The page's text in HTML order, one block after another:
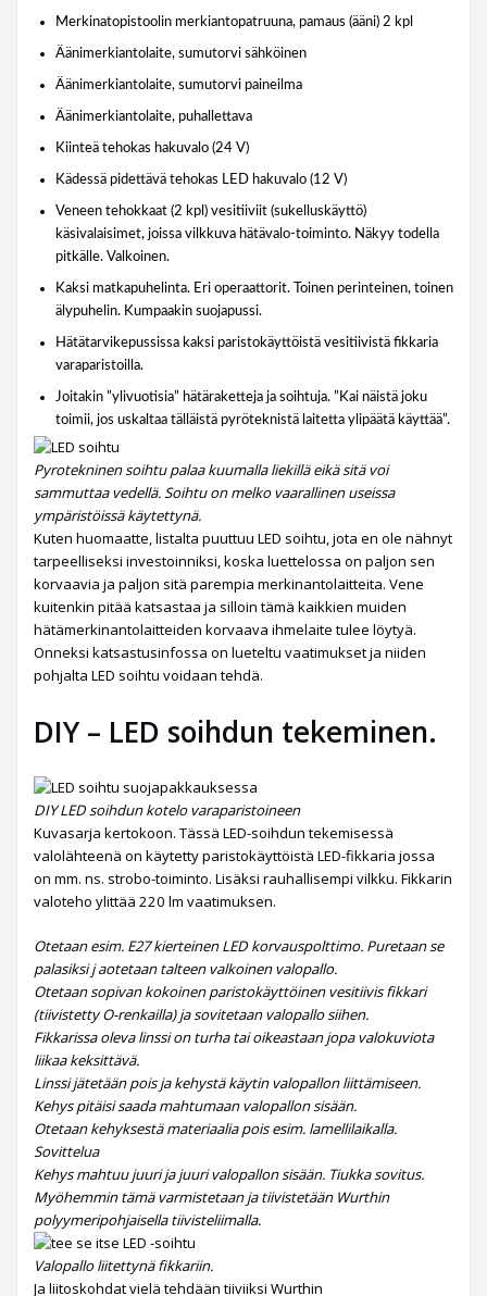
Merkinatopistoolin merkiantopatruuna, pamaus (ääni) 2 kpl
Äänimerkiantolaite, sumutorvi sähköinen
Äänimerkiantolaite, sumutorvi paineilma
Äänimerkiantolaite, puhallettava
Kiinteä tehokas hakuvalo (24 V)
Kädessä pidettävä tehokas LED hakuvalo (12 V)
Veneen tehokkaat (2 kpl) vesitiiviit (sukelluskäyttö)
käsivalaisimet, joissa vilkkuva hätävalo-toiminto. Näkyy todella
pitkälle. Valkoinen.
Kaksi matkapuhelinta. Eri operaattorit. Toinen perinteinen, toinen
älypuhelin. Kumpaakin suojapussi.
Hätätarvikepussissa kaksi paristokäyttöistä vesitiivistä fikkaria
varaparistoilla.
Joitakin ”ylivuotisia” hätäraketteja ja soihtuja. ”Kai näistä joku
toimii, jos uskaltaa tälläistä pyröteknistä laitetta ylipäätä käyttää”.
Pyrotekninen soihtu palaa kuumalla liekillä eikä sitä voi
sammuttaa vedellä. Soihtu on melko vaarallinen useissa
ympäristöissä käytettynä.
Kuten huomaatte, listalta puuttuu LED soihtu, jota en ole nähnyt
tarpeelliseksi investoinniksi, koska luettelossa on paljon sen
korvaavia ja paljon sitä parempia merkinantolaitteita. Vene
kuitenkin pitää katsastaa ja silloin tämä kaikkien muiden
hätämerkinantolaitteiden korvaava ihmelaite tulee löytyä.
Onneksi katsastusinfossa on lueteltu vaatimukset ja niiden
pohjalta LED soihtu voidaan tehdä.
DIY – LED soihdun tekeminen.
DIY LED soihdun kotelo varaparistoineen
Kuvasarja kertokoon. Tässä LED-soihdun tekemisessä
valolähteenä on käytetty paristokäyttöistä LED-fikkaria jossa
on mm. ns. strobo-toiminto. Lisäksi rauhallisempi vilkku. Fikkarin
valoteho ylittää 220 lm vaatimuksen.
Otetaan esim. E27 kierteinen LED korvauspolttimo. Puretaan se
palasiksi j aotetaan talteen valkoinen valopallo.
Otetaan sopivan kokoinen paristokäyttöinen vesitiivis fikkari
(tiivistetty O-renkailla) ja sovitetaan valopallo siihen.
Fikkarissa oleva linssi on turha tai oikeastaan jopa valokuviota
liikaa keksittävä.
Linssi jätetään pois ja kehystä käytin valopallon liittämiseen.
Kehys pitäisi saada mahtumaan valopallon sisään.
Otetaan kehyksestä materiaalia pois esim. lamellilaikalla.
Sovittelua
Kehys mahtuu juuri ja juuri valopallon sisään. Tiukka sovitus.
Myöhemmin tämä varmistetaan ja tiivistetään Wurthin
polyymeripohjaisella tiivisteliimalla.
Valopallo liitettynä fikkariin.
Ja liitoskohdat vielä tehdään tiiviiksi Wurthin